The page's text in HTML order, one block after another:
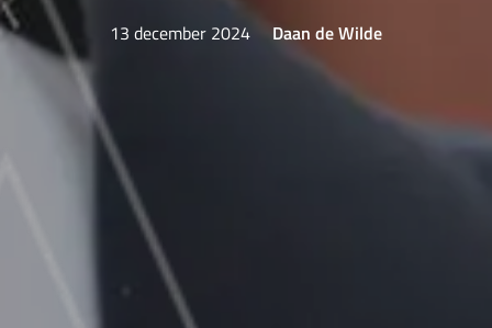
13 december 2024 Daan de Wilde